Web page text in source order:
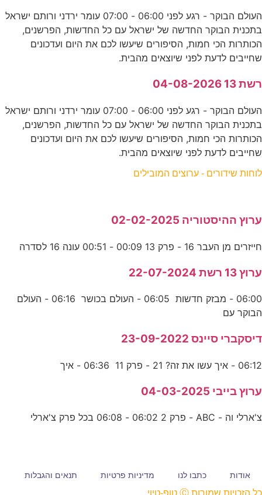
העולם הבוקר - רגע לפני 06:00 - 07:00 עומר ירדני ורותם ישראל
בתכנית הבוקר החדשה של ישראל עם כל החדשות, הפרשנים,
הכותרות הכי חמות, הסיפורים שיעשו לכם את היום ועדכונים
שחייבים לדעת לפני שיוצאים מהבית.
רשת 13 04-08-2026
העולם הבוקר - רגע לפני 06:00 - 07:00 עומר ירדני ורותם ישראל
בתכנית הבוקר החדשה של ישראל עם כל החדשות, הפרשנים,
הכותרות הכי חמות, הסיפורים שיעשו לכם את היום ועדכונים
שחייבים לדעת לפני שיוצאים מהבית.
לוחות שידורים - ערוצים המובילים
ערוץ ההיסטוריה 02-02-2025
חייזרים מן העבר 16 - פרק 13 00:09 - 00:51 עונה 16 לסדרה
ערוץ 13 רשת 22-07-2024
06:00 - מבזק חדשות 06:05 - העולם בכושר 06:16 - העולם
הבוקר עם
דיסקברי סיינס 23-09-2022
06:12 - איך עשו את זה? 21 - פרק 11 06:36 - איך
ערוץ בייבי 04-03-2025
צ'ארלי וה - ABC - פרק 2 06:02 - 06:08 בכל פרק צ'ארלי
אודות כתבו לנו מדיניות פרטיות תנאים והגבלות